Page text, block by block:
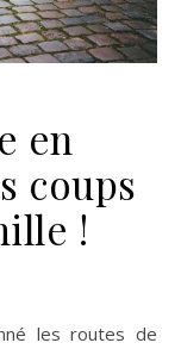
en
coups
!